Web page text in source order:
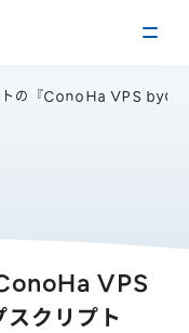
トの『ConoHa VPS
VPS
クリプト